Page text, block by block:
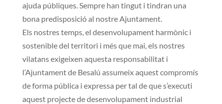
ajuda públiques. Sempre han tingut i tindran una
bona predisposició al nostre Ajuntament.
Els nostres temps, el desenvolupament harmònic i
sostenible del territori i més que mai, els nostres
vilatans exigeixen aquesta responsabilitat i
l’Ajuntament de Besalú assumeix aquest compromís
de forma pública i expressa per tal de que s’executi
aquest projecte de desenvolupament industrial